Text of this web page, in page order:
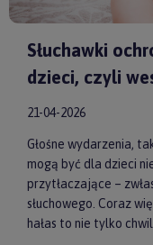
Słuchawki
dzieci, czyli
21-04-2026
Głośne wydarzenia,
mogą być dla dzieci
przytłaczające –
słuchowego. Coraz
hałas to nie tylko